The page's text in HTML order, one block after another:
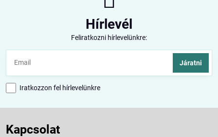
Hírlevél
Feliratkozni hírlevelünkre:
Járatni
Iratkozzon fel hírlevelünkre
Kapcsolat